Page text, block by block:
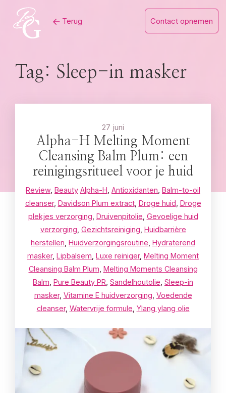
content
Terug Contact opnemen
Tag: Sleep-in masker
27 juni
Alpha-H Melting Moment
Cleansing Balm Plum: een
reinigingsritueel voor je huid
Review, Beauty Alpha-H Antioxidanten Balm-to-oil
cleanser, Davidson Plum extract, Droge huid Droge
plekjes verzorging Druivenpitolie Gevoelige huid
verzorging Gezichtsreiniging Huidbarrière
herstellen Huidverzorgingsroutine Hydraterend
masker, Lipbalsem Luxe reiniger, Melting Moment
Cleansing Balm Plum Melting Moments Cleansing
Balm Pure Beauty PR Sandelhoutolie Sleep-in
masker, Vitamine E huidverzorging Voedende
cleanser, Watervrije formule Ylang ylang olie